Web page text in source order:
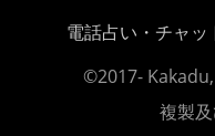
電話占い・チャ
©2017-
複製